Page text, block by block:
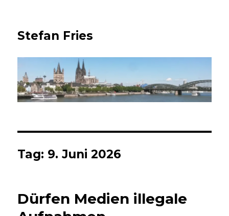
Stefan Fries
Tag: 9. Juni 2026
Dürfen Medien illegale